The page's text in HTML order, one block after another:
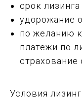
срок
удорожание
по желанию
платежи по
страхование
Условия